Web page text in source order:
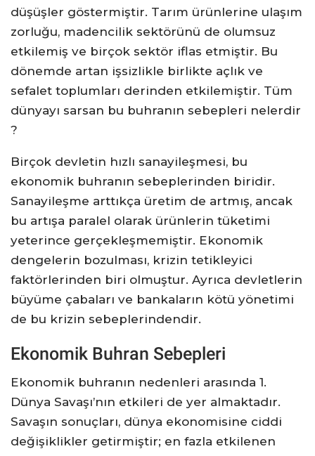
düşüşler göstermiştir. Tarım ürünlerine ulaşım
zorluğu, madencilik sektörünü de olumsuz
etkilemiş ve birçok sektör iflas etmiştir. Bu
dönemde artan işsizlikle birlikte açlık ve
sefalet toplumları derinden etkilemiştir. Tüm
dünyayı sarsan bu buhranın sebepleri nelerdir
?
Birçok devletin hızlı sanayileşmesi, bu
ekonomik buhranın sebeplerinden biridir.
Sanayileşme arttıkça üretim de artmış, ancak
bu artışa paralel olarak ürünlerin tüketimi
yeterince gerçekleşmemiştir. Ekonomik
dengelerin bozulması, krizin tetikleyici
faktörlerinden biri olmuştur. Ayrıca devletlerin
büyüme çabaları ve bankaların kötü yönetimi
de bu krizin sebeplerindendir.
Ekonomik Buhran Sebepleri
Ekonomik buhranın nedenleri arasında 1.
Dünya Savaşı’nın etkileri de yer almaktadır.
Savaşın sonuçları, dünya ekonomisine ciddi
değişiklikler getirmiştir; en fazla etkilenen